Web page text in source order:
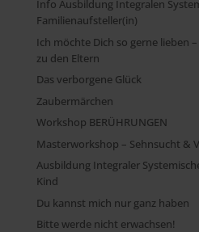
Info Ausbildung Integralen
Familienaufsteller(in)
Ich möchte Dich so gerne lieben
zu den Eltern
Das verborgene Glück
Zaubermärchen
Workshop BERÜHRUNGEN
Masterworkshop – Sehnsucht &
Ausbildung Integraler
Kind
Du kannst mich nur ganz haben
Bitte werde nicht erwachsen!